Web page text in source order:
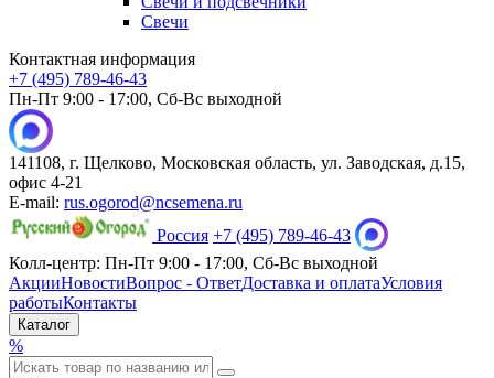
Свечи
Контактная информация
+7 (495) 789-46-43
Пн-Пт 9:00 - 17:00, Сб-Вс выходной
141108, г. Щелково, Московская область, ул. Заводская, д.15,
офис 4-21
E-mail: rus.ogorod@ncsemena.ru
Россия +7 (495) 789-46-43
Колл-центр: Пн-Пт 9:00 - 17:00, Сб-Вс выходной
АкцииНовостиВопрос - ОтветДоставка и оплатаУсловия
работыКонтакты
Каталог
%